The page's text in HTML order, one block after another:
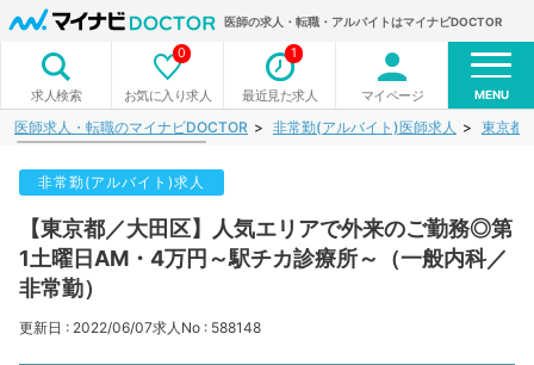
医師の求人・転職・アルバイトはマイナビDOCTOR
求人検索 お気に入り求人
0
最近見た求人
1
マイページ MENU
医師求人・転職のマイナビDOCTOR 非常勤(アルバイト)医師求人 東京都
非常勤(アルバイト)求人
【東京都／大田区】人気エリアで外来のご勤務◎第
1土曜日AM・4万円～駅チカ診療所～（一般内科／
非常勤）
更新日 : 2022/06/07求人No : 588148